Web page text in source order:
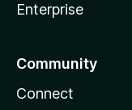
Enterprise
Community
Connect